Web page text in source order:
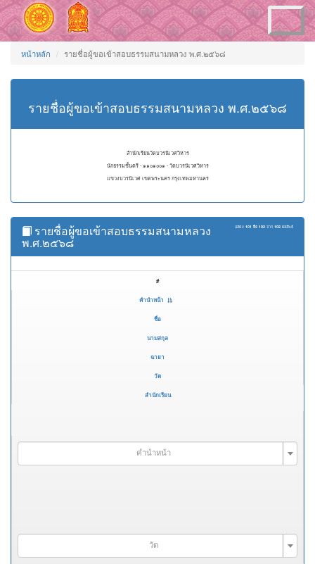
Toggle
navigation
หน้าหลัก รายชื่อผู้ขอเข้าสอบธรรมสนามหลวง พ.ศ.๒๕๖๘
รายชื่อผู้ขอเข้าสอบธรรมสนามหลวง พ.ศ.๒๕๖๘
สำนักเรียนวัดบวรนิเวศวิหาร
นักธรรมชั้นตรี - ๑๑๐๑๐๐๑ - วัดบวรนิเวศวิหาร
แขวงบวรนิเวศ เขตพระนคร กรุงเทพมหานคร
แสดง 101 ถึง 102 จาก 102 ผลลัพธ์
รายชื่อผู้ขอเข้าสอบธรรมสนามหลวง
พ.ศ.๒๕๖๘
#
คำนำหน้า
ชื่อ
นามสกุล
ฉายา
วัด
สำนักเรียน
คำนำหน้า
วัด